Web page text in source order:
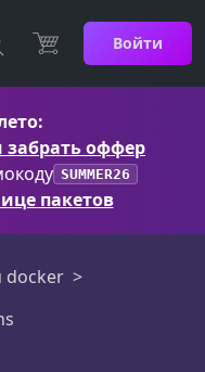
Войти
забрать оффер
SUMMER26
пакетов
docker